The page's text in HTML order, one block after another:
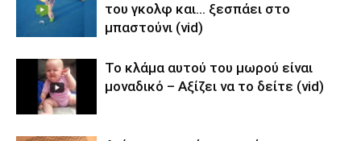
του γκολφ και… ξεσπάει στο
μπαστούνι (vid)
Το κλάμα αυτού του μωρού είναι
μοναδικό – Αξίζει να το δείτε (vid)